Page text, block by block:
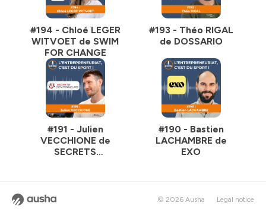
#194 - Chloé LEGER
WITVOET de SWIM
FOR CHANGE
#193 - Théo RIGAL
de DOSSARIO
#191 - Julien
VECCHIONE de
SECRETS
#190 - Bastien
LACHAMBRE de
EXO
© 2026 Ausha Legal notice